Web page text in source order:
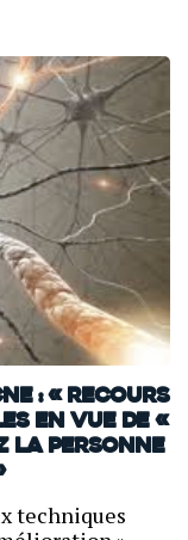
: « Recours
en vue de «
la personne
techniques